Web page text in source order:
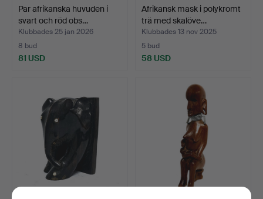
Par afrikanska huvuden i
svart och röd obs…
Klubbades 25 jan 2026
8 bud
81 USD
Afrikansk mask i polykromt
trä med skalöve…
Klubbades 13 nov 2025
5 bud
58 USD